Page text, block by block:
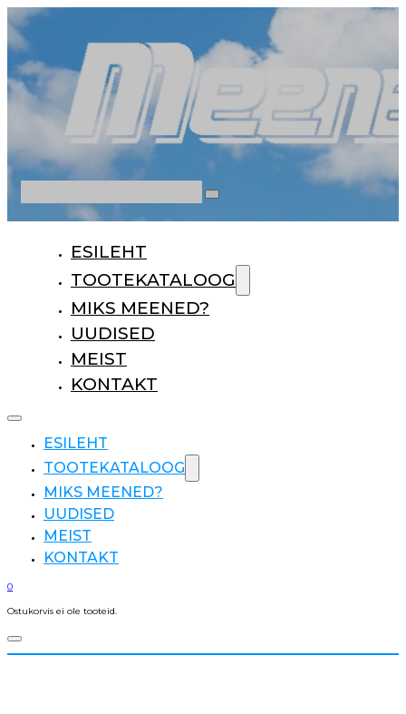
ESILEHT
TOOTEKATALOOG
MIKS MEENED?
UUDISED
MEIST
KONTAKT
ESILEHT
TOOTEKATALOOG
MIKS MEENED?
UUDISED
MEIST
KONTAKT
0
Ostukorvis ei ole tooteid.